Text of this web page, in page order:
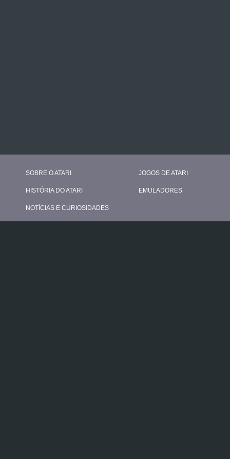
SOBRE O ATARI
HISTÓRIA DO ATARI
NOTÍCIAS E CURIOSIDADES
JOGOS DE ATARI
EMULADORES